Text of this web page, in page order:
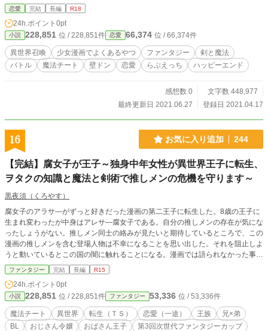
たされたまま異世界で愛されて過ごしました。 果たして、稲
の世界シリーズの一遍です。 『神子業に子育ては含まれてい
ないはずだが』と多々リンクし合ってます。 （タグ#少女漫
画でよくあるやつ 壁ドン・顎クイ・お風呂ドッキリ・胸ポ
ロリ・夜這いets…）
恋愛 完結 長編 R18
24h.ポイント 0pt
小説 228,851 位 / 228,851件 恋愛 66,374 位 / 66,374件
異世界召喚 少女漫画でよくあるやつ ファンタジー
剣と魔法
バトル
魔法チート 壁ドン 恋愛 らぶえっち ハッピーエンド
感想数 0
文字数 448,977
最終更新日 2021.06.27
登録日 2021.04.17
16 お気に入り追加 244
【完結】腐女子が王子～独身中年女性が異世界王子に転生、
ヲタクの知識と魔法と剣術で推しメンの危機を守ります～
黒夜須（くろやす）
腐女子のアラサ―がずっと好きだった漫画の第二王子に転生した。8歳の王子に
生まれ変わったが中身はアレサ―腐女子である。自分の推しメンの存在が気にな
ったしょうがない。推しメン同士の絡みが見たいと期待しているところで、この
漫画の推しメンを含む登場人物は不幸になることを思い出した。それを阻止しよ
うと動いているとこの国の闇に触れることになる。漫画では語られなかった事実
を知ることになり、国の謎を王位継承権を持つ兄ともに探っていく。 兄は弟を
溺愛しており、異常な執着心をみせるようになる。最初は気に留めなかったが次
第に弟も心惹かれるようになる。 ※主人公以外にＢＬ（チャラ男×クール）カッ
プルが登場します。ＮＬもあります。主人公はおばさん王子、そして婚約者にな
るべき相手はおじさん令嬢ですが、兄が止めるので二人はくっつきません。
ファンタジー 完結 長編 R15
24h.ポイント 0pt
小説 228,851 位 / 228,851件 ファンタジー 53,336 位 / 53,336件
魔法チート 異世界 転生（ＴＳ） 恋愛（一途） 王族
兄×弟
BL
おじさん令嬢 おばさん王子 第3回次世代ファンタジーカップ